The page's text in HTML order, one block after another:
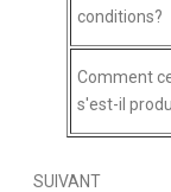
conditions?
Comment
s'est-il
SUIVANT